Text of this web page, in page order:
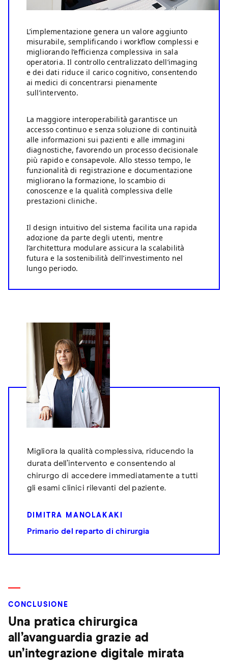
L’implementazione genera un valore aggiunto
misurabile, semplificando i workflow complessi e
migliorando l’efficienza complessiva in sala
operatoria. Il controllo centralizzato dell’imaging
e dei dati riduce il carico cognitivo, consentendo
ai medici di concentrarsi pienamente
sull’intervento.
La maggiore interoperabilità garantisce un
accesso continuo e senza soluzione di continuità
alle informazioni sui pazienti e alle immagini
diagnostiche, favorendo un processo decisionale
più rapido e consapevole. Allo stesso tempo, le
funzionalità di registrazione e documentazione
migliorano la formazione, lo scambio di
conoscenze e la qualità complessiva delle
prestazioni cliniche.
Il design intuitivo del sistema facilita una rapida
adozione da parte degli utenti, mentre
l’architettura modulare assicura la scalabilità
futura e la sostenibilità dell’investimento nel
lungo periodo.
Migliora la qualità complessiva, riducendo la
durata dell’intervento e consentendo al
chirurgo di accedere immediatamente a tutti
gli esami clinici rilevanti del paziente.
DIMITRA MANOLAKAKI
Primario del reparto di chirurgia
CONCLUSIONE
Una pratica chirurgica
all’avanguardia grazie ad
un’integrazione digitale mirata